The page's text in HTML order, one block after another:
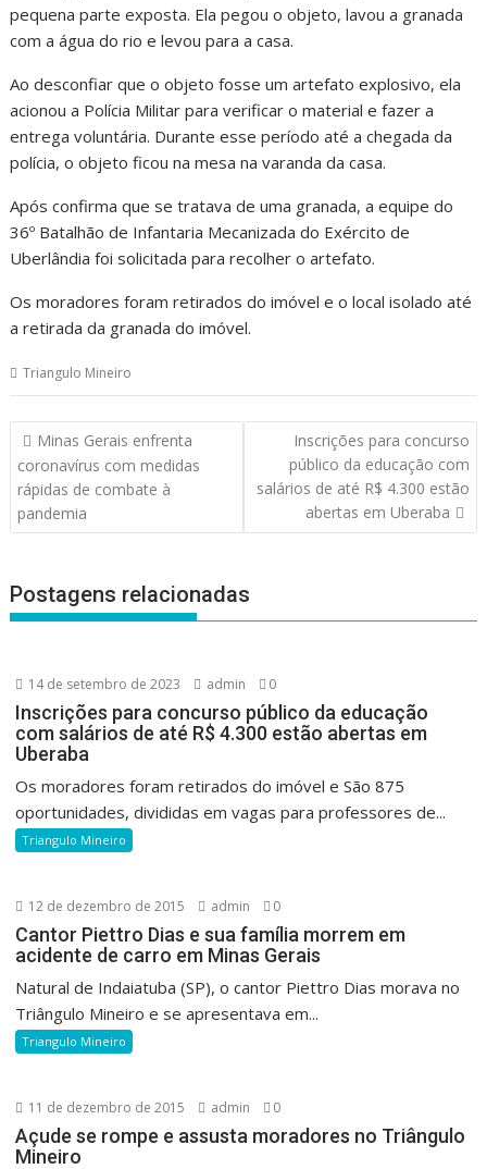
pequena parte exposta. Ela pegou o objeto, lavou a granada
com a água do rio e levou para a casa.
Ao desconfiar que o objeto fosse um artefato explosivo, ela
acionou a Polícia Militar para verificar o material e fazer a
entrega voluntária. Durante esse período até a chegada da
polícia, o objeto ficou na mesa na varanda da casa.
Após confirma que se tratava de uma granada, a equipe do
36º Batalhão de Infantaria Mecanizada do Exército de
Uberlândia foi solicitada para recolher o artefato.
Os moradores foram retirados do imóvel e o local isolado até
a retirada da granada do imóvel.
Triangulo Mineiro
Navegação
de
Post
Minas Gerais enfrenta
coronavírus com medidas
rápidas de combate à
pandemia
Inscrições para concurso
público da educação com
salários de até R$ 4.300 estão
abertas em Uberaba
Postagens relacionadas
14 de setembro de 2023 admin 0
Inscrições para concurso público da educação
com salários de até R$ 4.300 estão abertas em
Uberaba
Os moradores foram retirados do imóvel e São 875
oportunidades, divididas em vagas para professores de...
Triangulo Mineiro
12 de dezembro de 2015 admin 0
Cantor Piettro Dias e sua família morrem em
acidente de carro em Minas Gerais
Natural de Indaiatuba (SP), o cantor Piettro Dias morava no
Triângulo Mineiro e se apresentava em...
Triangulo Mineiro
11 de dezembro de 2015 admin 0
Açude se rompe e assusta moradores no Triângulo
Mineiro